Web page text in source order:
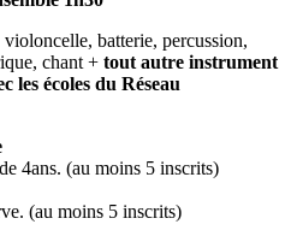
batterie, percussion,
chant + tout autre instrument
les écoles du Réseau
4ans. (au moins 5 inscrits)
(au moins 5 inscrits)